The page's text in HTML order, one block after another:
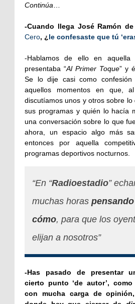
Continúa
-Cuando llega José Ramón
Cero, ¿ le confesaste que tú
-Hablamos de ello en aquella
presentaba “Al Primer Toque” y
Se lo dije casi como confesión
aquellos momentos en que,
discutíamos unos y otros sobre
sus programas y quién lo hacía
una conversación sobre lo que
ahora, un espacio algo más
entonces por aquella
programas deportivos nocturnos.
“En “Radioestadio”
muchas horas
cómo, para que los
elijan a nosotros”
-Has pasado de presentar
cierto punto ‘de autor’, como
con mucha carga de